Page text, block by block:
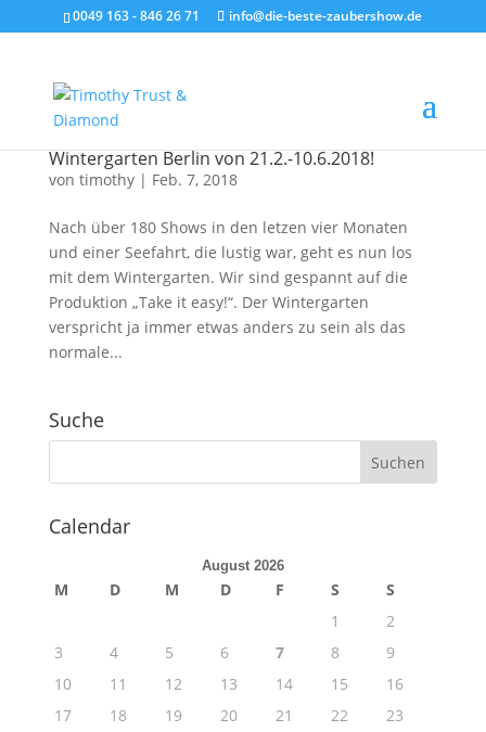
0049 163 - 846 26 71 info@die-beste-zaubershow.de
Wintergarten Berlin von 21.2.-10.6.2018!
von timothy| Feb. 7, 2018
Nach über 180 Shows in den letzen vier Monaten
und einer Seefahrt, die lustig war, geht es nun los
mit dem Wintergarten. Wir sind gespannt auf die
Produktion „Take it easy!“. Der Wintergarten
verspricht ja immer etwas anders zu sein als das
normale...
Suche
Calendar
August 2026
M D M D F S
S
1
2
3
4 5 6 7 8
9
10
11 12 13 14 15
16
17
18 19 20 21 22
23